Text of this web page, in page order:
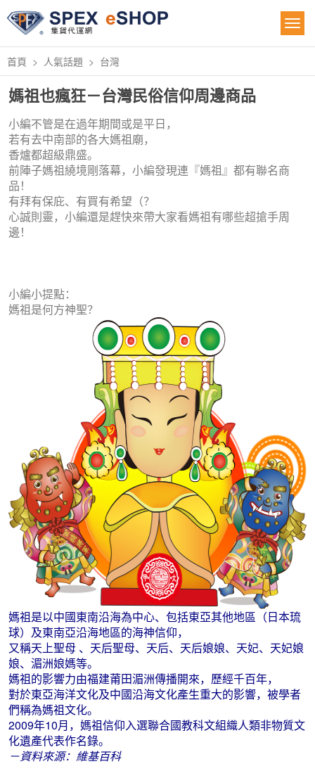
首頁 人氣話題 台灣
媽祖也瘋狂－台灣民俗信仰周邊商品
小編不管是在過年期間或是平日，
若有去中南部的各大媽祖廟，
香爐都超級鼎盛。
前陣子媽祖繞境剛落幕，小編發現連『媽祖』都有聯名商
品！
有拜有保庇、有買有希望（？
心誠則靈，小編還是趕快來帶大家看媽祖有哪些超搶手周
邊！
小編小提點：
媽祖是何方神聖？
媽祖是以中國東南沿海為中心、包括東亞其他地區（日本琉
球）及東南亞沿海地區的海神信仰，
又稱天上聖母 、天后聖母、天后、天后娘娘、天妃、天妃娘
娘、湄洲娘媽等。
媽祖的影響力由福建莆田湄洲傳播開來，歷經千百年，
對於東亞海洋文化及中國沿海文化產生重大的影響，被學者
們稱為媽祖文化。
2009年10月，媽祖信仰入選聯合國教科文組織人類非物質文
化遺產代表作名錄。
－資料來源：維基百科